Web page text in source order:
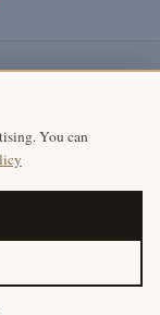
You can